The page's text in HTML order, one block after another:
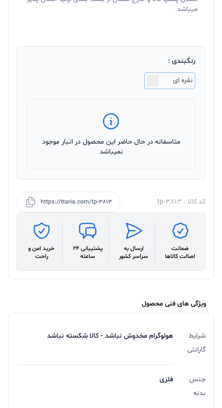
میباشد
رنگبندی :
نقره ای
متاسفانه در حال حاضر این محصول در انبار موجود
نمیباشد
کد کالا : tp-3813 https://ttaria.com/tp-3813
ضمانت
اصالت کالاها
ارسال به
سراسر کشور
پشتیبانی 24
ساعته
خرید امن و
راحت
ویژگی های فنی محصول
شرایط
گارانتی
هولوگرام مخدوش نباشد - کالا شکسته نباشد
جنس
بدنه
فلزی